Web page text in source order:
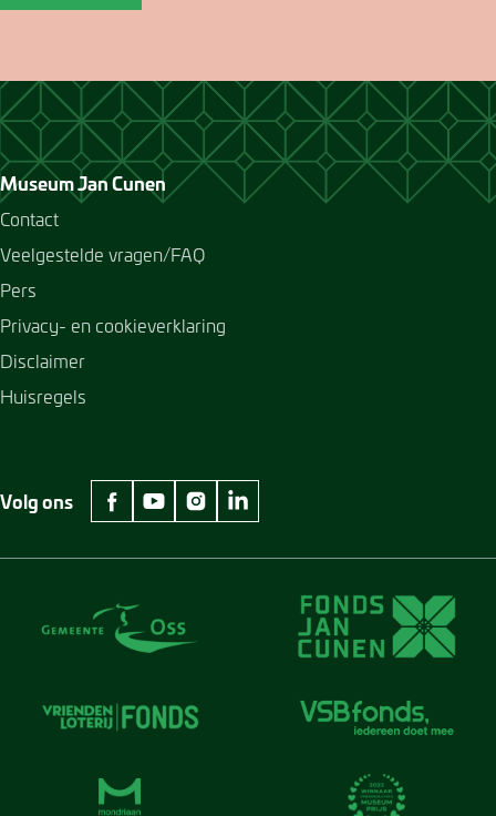
Museum Jan Cunen
Contact
Veelgestelde vragen/FAQ
Pers
Privacy- en cookieverklaring
Disclaimer
Huisregels
Volg ons
facebook Museum Jan Cunen
youtube Museum Jan Cunen
instagram Museum Jan Cunen
linkedin Museum Jan Cunen